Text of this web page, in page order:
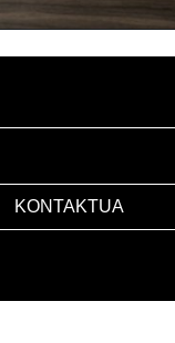
KONTAKTUA